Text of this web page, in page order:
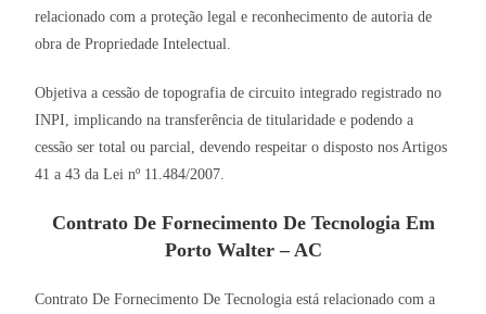
relacionado com a proteção legal e reconhecimento de autoria de
obra de Propriedade Intelectual.
Objetiva a cessão de topografia de circuito integrado registrado no
INPI, implicando na transferência de titularidade e podendo a
cessão ser total ou parcial, devendo respeitar o disposto nos Artigos
41 a 43 da Lei nº 11.484/2007.
Contrato De Fornecimento De Tecnologia Em
Porto Walter – AC
Contrato De Fornecimento De Tecnologia está relacionado com a